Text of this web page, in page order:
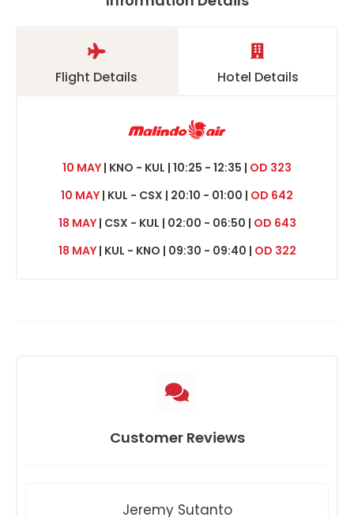
Flight Details Hotel Details
10 MAY | KNO - KUL | 10:25 - 12:35 | OD 323
10 MAY | KUL - CSX | 20:10 - 01:00 | OD 642
18 MAY | CSX - KUL | 02:00 - 06:50 | OD 643
18 MAY | KUL - KNO | 09:30 - 09:40 | OD 322
Customer Reviews
Jeremy Sutanto